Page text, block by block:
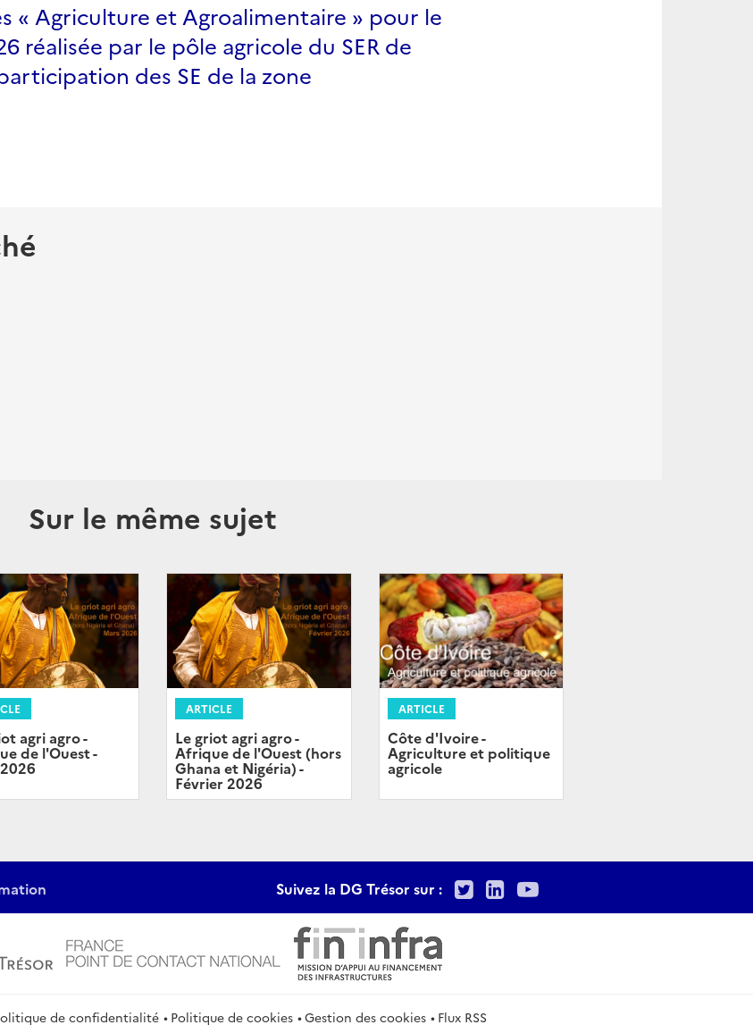
« Agriculture et Agroalimentaire » pour le
réalisée par le pôle agricole du SER de
des SE de la zone
Sur le même sujet
agri agro -
de l'Ouest -
ARTICLE
Le griot agri agro -
Afrique de l'Ouest (hors
Ghana et Nigéria) -
Février 2026
ARTICLE
Côte d'Ivoire -
Agriculture et politique
agricole
Suivez la DG Trésor sur : TwitterLinkedIn
Youtube
de confidentialité Politique de cookies Gestion des cookies Flux RSS